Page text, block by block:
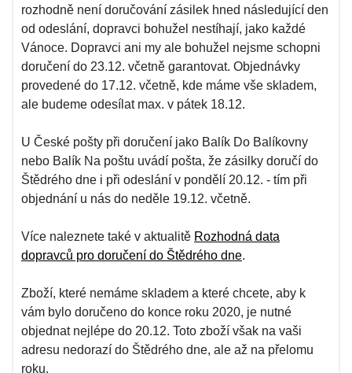
rozhodně není doručování zásilek hned následující den
od odeslání, dopravci bohužel nestíhají, jako každé
Vánoce. Dopravci ani my ale bohužel nejsme schopni
doručení do 23.12. včetně garantovat. Objednávky
provedené do 17.12. včetně, kde máme vše skladem,
ale budeme odesílat max. v pátek 18.12.
U České pošty při doručení jako Balík Do Balíkovny
nebo Balík Na poštu uvádí pošta, že zásilky doručí do
Štědrého dne i při odeslání v pondělí 20.12. - tím při
objednání u nás do neděle 19.12. včetně.
Více naleznete také v aktualitě Rozhodná data
dopravců pro doručení do Štědrého dne.
Zboží, které nemáme skladem a které chcete, aby k
vám bylo doručeno do konce roku 2020, je nutné
objednat nejlépe do 20.12. Toto zboží však na vaši
adresu nedorazí do Štědrého dne, ale až na přelomu
roku.